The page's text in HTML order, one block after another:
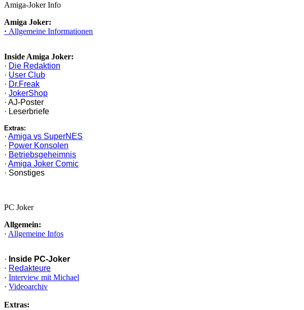
Amiga-Joker Info
Amiga Joker:
· Allgemeine Informationen
Inside Amiga Joker:
· Die Redaktion
· User Club
· Dr.Freak
· JokerShop
· AJ-Poster
· Leserbriefe
Extras:
· Amiga vs SuperNES
· Power Konsolen
· Betriebsgeheimnis
· Amiga Joker Comic
· Sonstiges
PC Joker
Allgemein:
· Allgemeine Infos
· Inside PC-Joker
· Redakteure
· Interview mit Michael
· Videoarchiv
Extras: